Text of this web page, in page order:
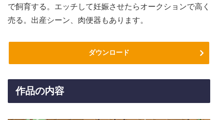
で飼育する。エッチして妊娠させたらオークションで高く
売る。出産シーン、肉便器もあります。
ダウンロード
作品の内容